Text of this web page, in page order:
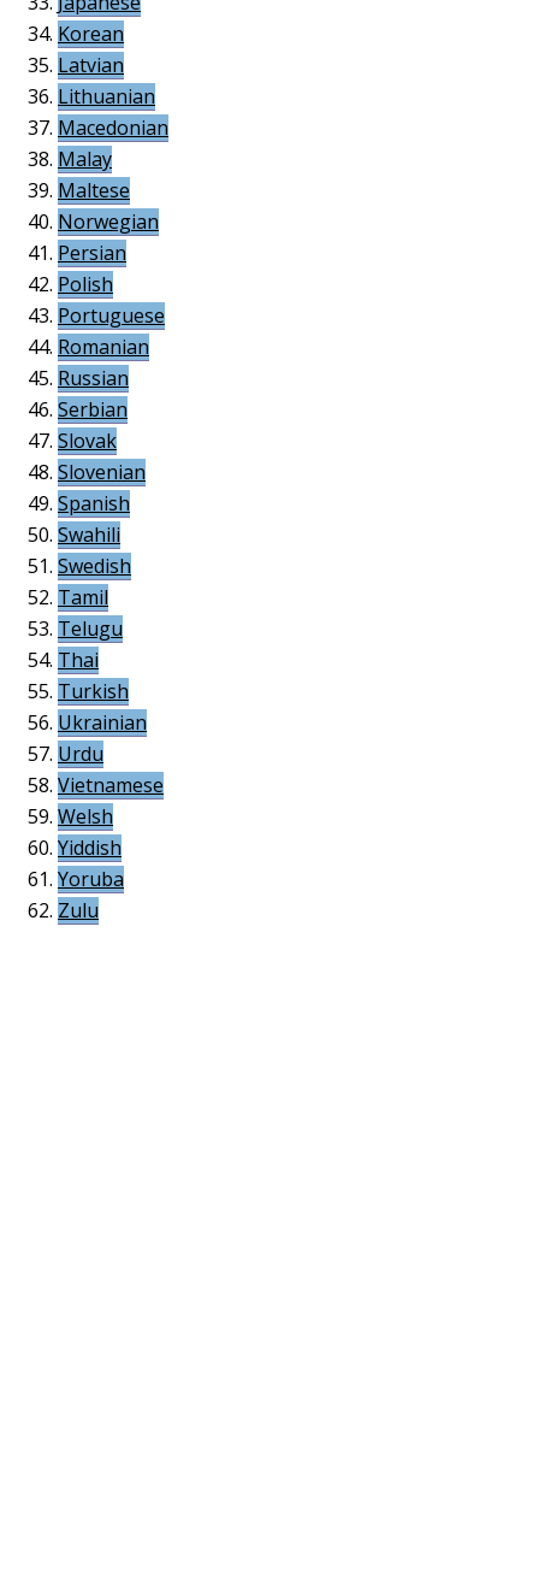
Korean
Latvian
Lithuanian
Macedonian
Malay
Maltese
Norwegian
Persian
Polish
Portuguese
Romanian
Russian
Serbian
Slovak
Slovenian
Spanish
Swahili
Swedish
Tamil
Telugu
Thai
Turkish
Ukrainian
Urdu
Vietnamese
Welsh
Yiddish
Yoruba
Zulu